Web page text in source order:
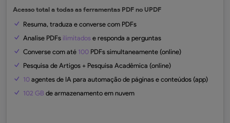
Acesso total a todas as ferramentas PDF no UPDF
Resuma, traduza e converse com PDFs
Analise PDFs ilimitados e responda a perguntas
Converse com até 100 PDFs simultaneamente (online)
Pesquisa de Artigos + Pesquisa Acadêmica (online)
10 agentes de IA para automação de páginas e conteúdos (app)
102 GB de armazenamento em nuvem